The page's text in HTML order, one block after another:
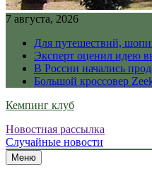
7 августа, 2026
Для путешествий,
Эксперт оценил идею
В России начались
Большой кроссовер
Кемпинг клуб
Новостная рассылка
Случайные новости
Меню